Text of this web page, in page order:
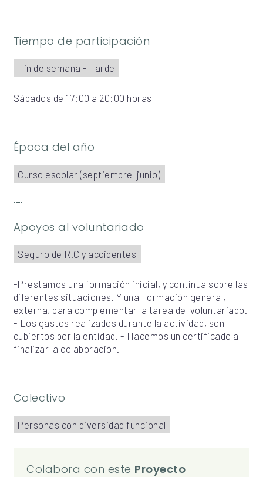
Tiempo de participación
Fin de semana - Tarde
Sábados de 17:00 a 20:00 horas
Época del año
Curso escolar (septiembre-junio)
Apoyos al voluntariado
Seguro de R.C y accidentes
-Prestamos una formación inicial, y continua sobre las
diferentes situaciones. Y una Formación general,
externa, para complementar la tarea del voluntariado.
- Los gastos realizados durante la actividad, son
cubiertos por la entidad. - Hacemos un certificado al
finalizar la colaboración.
Colectivo
Personas con diversidad funcional
Colabora con este Proyecto